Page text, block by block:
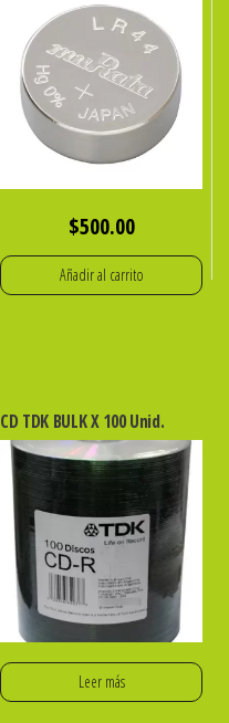
$500.00
Añadir al carrito
CD TDK BULK X 100 Unid.
Leer más